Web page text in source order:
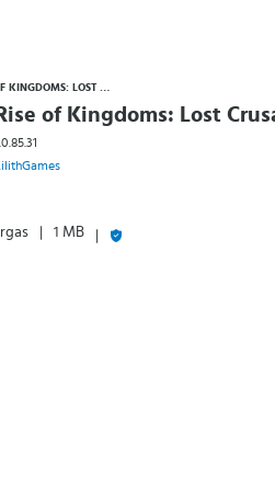
RISE OF KINGDOMS: LOST CRUSADE
Rise of Kingdoms: Lost
1 MB